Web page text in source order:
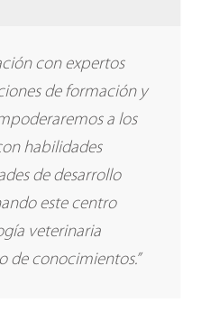
con expertos
de formación y
a los
habilidades
de desarrollo
este centro
veterinaria
de conocimientos.”